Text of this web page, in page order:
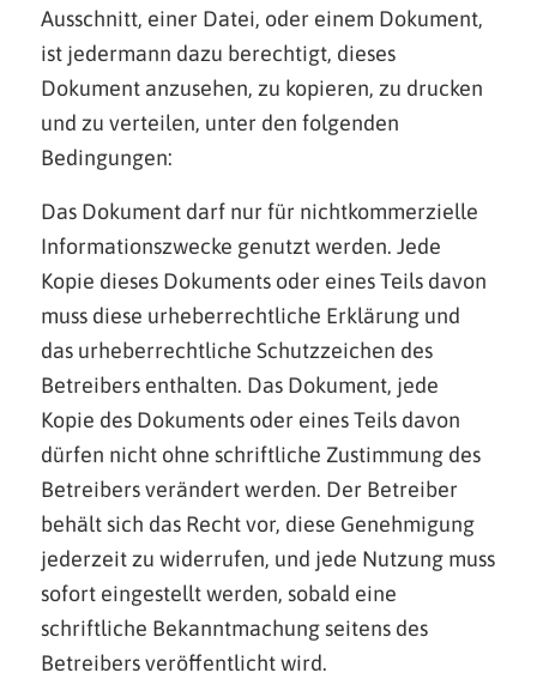
Ausschnitt, einer Datei, oder einem Dokument,
ist jedermann dazu berechtigt, dieses
Dokument anzusehen, zu kopieren, zu drucken
und zu verteilen, unter den folgenden
Bedingungen:
Das Dokument darf nur für nichtkommerzielle
Informationszwecke genutzt werden. Jede
Kopie dieses Dokuments oder eines Teils davon
muss diese urheberrechtliche Erklärung und
das urheberrechtliche Schutzzeichen des
Betreibers enthalten. Das Dokument, jede
Kopie des Dokuments oder eines Teils davon
dürfen nicht ohne schriftliche Zustimmung des
Betreibers verändert werden. Der Betreiber
behält sich das Recht vor, diese Genehmigung
jederzeit zu widerrufen, und jede Nutzung muss
sofort eingestellt werden, sobald eine
schriftliche Bekanntmachung seitens des
Betreibers veröffentlicht wird.